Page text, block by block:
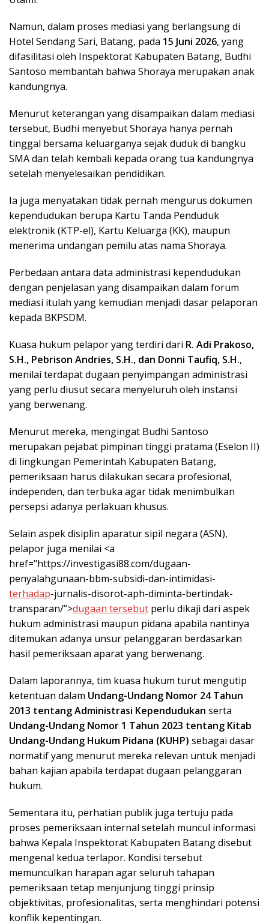
Namun, dalam proses mediasi yang berlangsung di
Hotel Sendang Sari, Batang, pada 15 Juni 2026, yang
difasilitasi oleh Inspektorat Kabupaten Batang, Budhi
Santoso membantah bahwa Shoraya merupakan anak
kandungnya.
Menurut keterangan yang disampaikan dalam mediasi
tersebut, Budhi menyebut Shoraya hanya pernah
tinggal bersama keluarganya sejak duduk di bangku
SMA dan telah kembali kepada orang tua kandungnya
setelah menyelesaikan pendidikan.
Ia juga menyatakan tidak pernah mengurus dokumen
kependudukan berupa Kartu Tanda Penduduk
elektronik (KTP-el), Kartu Keluarga (KK), maupun
menerima undangan pemilu atas nama Shoraya.
Perbedaan antara data administrasi kependudukan
dengan penjelasan yang disampaikan dalam forum
mediasi itulah yang kemudian menjadi dasar pelaporan
kepada BKPSDM.
Kuasa hukum pelapor yang terdiri dari R. Adi Prakoso,
S.H., Pebrison Andries, S.H., dan Donni Taufiq, S.H.,
menilai terdapat dugaan penyimpangan administrasi
yang perlu diusut secara menyeluruh oleh instansi
yang berwenang.
Menurut mereka, mengingat Budhi Santoso
merupakan pejabat pimpinan tinggi pratama (Eselon II)
di lingkungan Pemerintah Kabupaten Batang,
pemeriksaan harus dilakukan secara profesional,
independen, dan terbuka agar tidak menimbulkan
persepsi adanya perlakuan khusus.
Selain aspek disiplin aparatur sipil negara (ASN),
pelapor juga menilai <a
href="https://investigasi88.com/dugaan-
penyalahgunaan-bbm-subsidi-dan-intimidasi-
terhadap-jurnalis-disorot-aph-diminta-bertindak-
transparan/”>dugaan tersebut perlu dikaji dari aspek
hukum administrasi maupun pidana apabila nantinya
ditemukan adanya unsur pelanggaran berdasarkan
hasil pemeriksaan aparat yang berwenang.
Dalam laporannya, tim kuasa hukum turut mengutip
ketentuan dalam Undang-Undang Nomor 24 Tahun
2013 tentang Administrasi Kependudukan serta
Undang-Undang Nomor 1 Tahun 2023 tentang Kitab
Undang-Undang Hukum Pidana (KUHP) sebagai dasar
normatif yang menurut mereka relevan untuk menjadi
bahan kajian apabila terdapat dugaan pelanggaran
hukum.
Sementara itu, perhatian publik juga tertuju pada
proses pemeriksaan internal setelah muncul informasi
bahwa Kepala Inspektorat Kabupaten Batang disebut
mengenal kedua terlapor. Kondisi tersebut
memunculkan harapan agar seluruh tahapan
pemeriksaan tetap menjunjung tinggi prinsip
objektivitas, profesionalitas, serta menghindari potensi
konflik kepentingan.